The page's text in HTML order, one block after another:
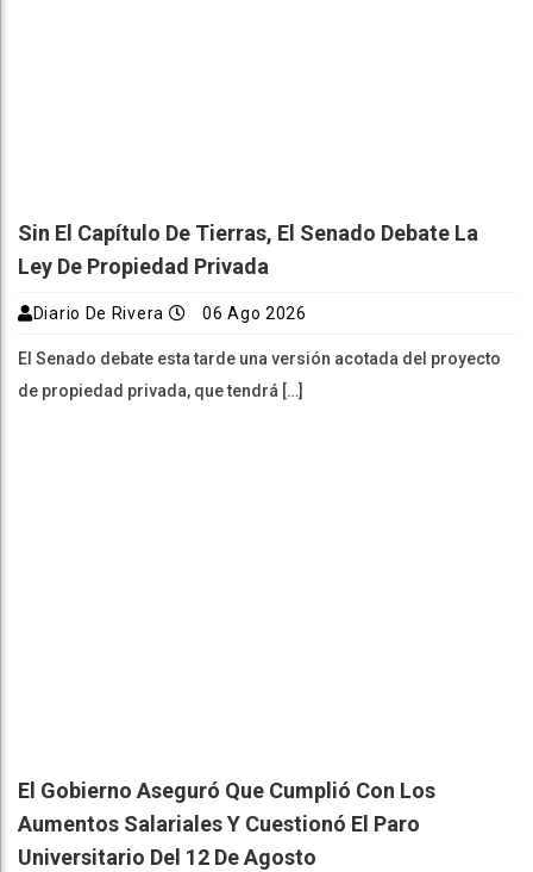
Sin El Capítulo De Tierras, El Senado Debate La
Ley De Propiedad Privada
Diario De Rivera 06 Ago 2026
El Senado debate esta tarde una versión acotada del proyecto
de propiedad privada, que tendrá […]
El Gobierno Aseguró Que Cumplió Con Los
Aumentos Salariales Y Cuestionó El Paro
Universitario Del 12 De Agosto